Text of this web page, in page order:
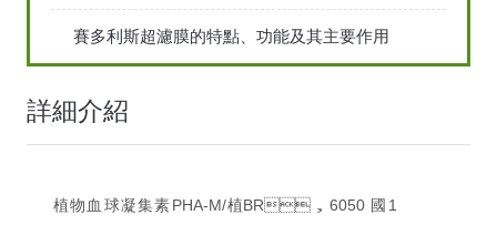
賽多利斯超濾膜的特點、功能及其主要作用
詳細介紹
植物血球凝集素PHA-M/植BR，6050 國 1